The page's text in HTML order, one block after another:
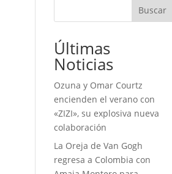
Buscar
Últimas
Noticias
Ozuna y Omar Courtz
encienden el verano con
«ZIZI», su explosiva nueva
colaboración
La Oreja de Van Gogh
regresa a Colombia con